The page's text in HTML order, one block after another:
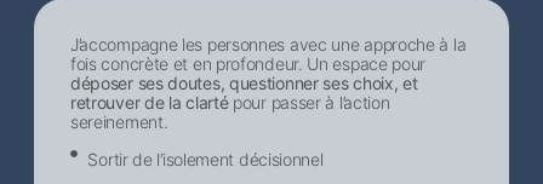
J’accompagne les personnes avec une approche à la
fois concrète et en profondeur. Un espace pour
déposer ses doutes, questionner ses choix, et
retrouver de la clartépour passer à l’action
sereinement.
Sortir de l’isolement décisionnel​